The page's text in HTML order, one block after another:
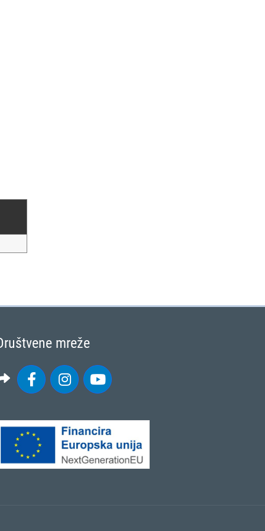
mreže